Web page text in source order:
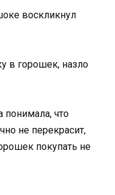
воскликнул
в горошек, назло
что
не перекрасит,
покупать не